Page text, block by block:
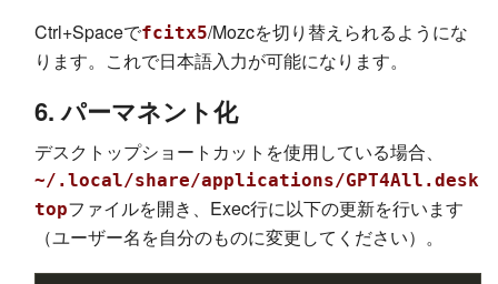
Ctrl+Spaceでfcitx5/Mozcを切り替えられるようにな
ります。これで日本語入力が可能になります。
6. パーマネント化
デスクトップショートカットを使用している場合、
~/.local/share/applications/GPT4All.desk
topファイルを開き、Exec行に以下の更新を行います
（ユーザー名を自分のものに変更してください）。